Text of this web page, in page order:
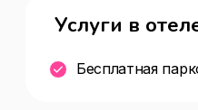
Услуги в
Бесплатная